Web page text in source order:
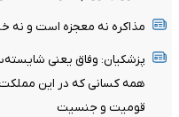
مذاکره نه معجزه است و نه
پزشکیان: وفاق یعنی
همه کسانی که در این مملکت
قومیت و جنسیت